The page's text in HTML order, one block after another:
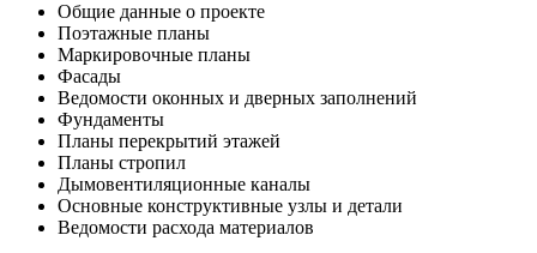
Общие данные о проекте
Поэтажные планы
Маркировочные планы
Фасады
Ведомости оконных и дверных заполнений
Фундаменты
Планы перекрытий этажей
Планы стропил
Дымовентиляционные каналы
Основные конструктивные узлы и детали
Ведомости расхода материалов